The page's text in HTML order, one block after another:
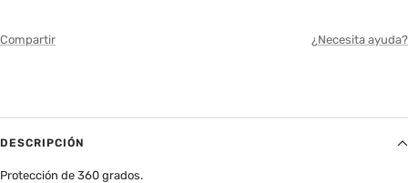
Compartir ¿Necesita ayuda?
DESCRIPCIÓN
Protección de 360 grados.